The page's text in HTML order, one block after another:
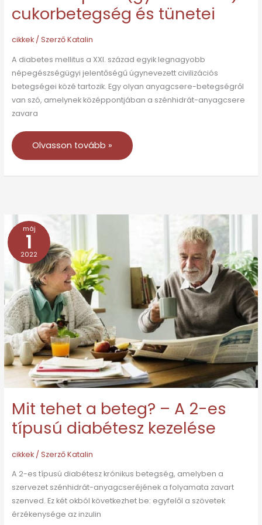
cukorbetegség és tünetei
cikkek/ SzerzőKatalin
A diabetes mellitus a XXI. század egyik legnagyobb
népegészségügyi jelentőségű úgynevezett civilizációs
betegségei közé tartozik. Egy olyan anyagcsere-betegségről
van szó, amelynek középpontjában a szénhidrát-anyagcsere
zavara
Olvasson tovább »
máj
1
2022
Mit tehet a beteg? – A 2-es
típusú diabétesz kezelése
cikkek/ SzerzőKatalin
A 2-es típusú diabétesz krónikus betegség, amelyben a
szervezet szénhidrát-anyagcseréjének a folyamata zavart
szenved. Ez két okból következhet be: egyfelől a szövetek
érzékenysége az inzulin
Mit
tehet
a
beteg?
–
A
2-
es
típusú
diabétesz
kezelése